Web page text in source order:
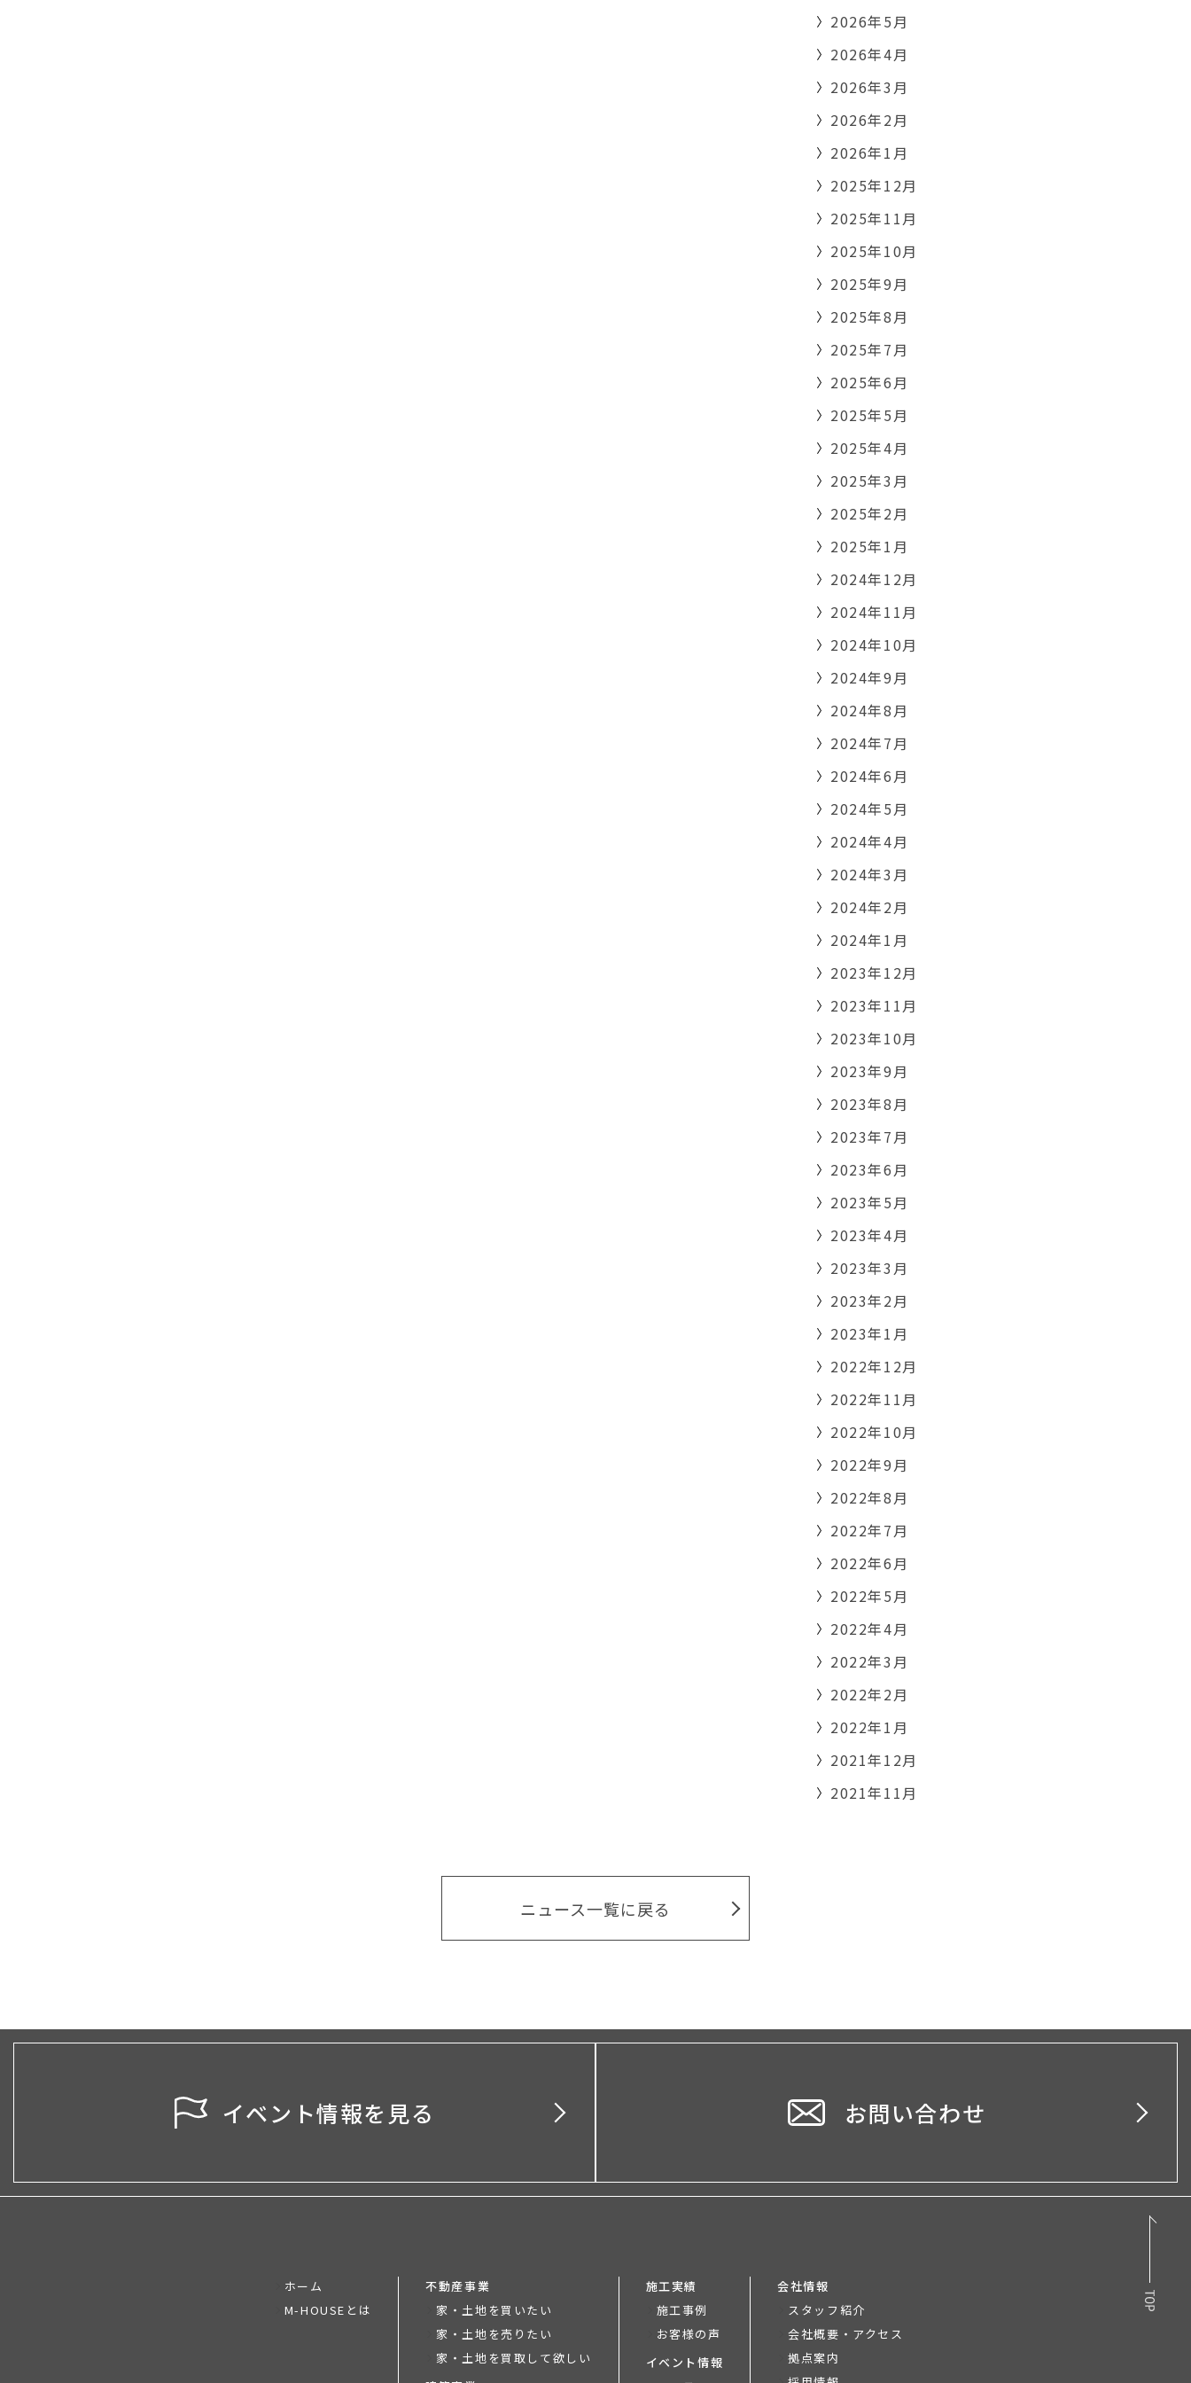
2026年5月
2026年4月
2026年3月
2026年2月
2026年1月
2025年12月
2025年11月
2025年10月
2025年9月
2025年8月
2025年7月
2025年6月
2025年5月
2025年4月
2025年3月
2025年2月
2025年1月
2024年12月
2024年11月
2024年10月
2024年9月
2024年8月
2024年7月
2024年6月
2024年5月
2024年4月
2024年3月
2024年2月
2024年1月
2023年12月
2023年11月
2023年10月
2023年9月
2023年8月
2023年7月
2023年6月
2023年5月
2023年4月
2023年3月
2023年2月
2023年1月
2022年12月
2022年11月
2022年10月
2022年9月
2022年8月
2022年7月
2022年6月
2022年5月
2022年4月
2022年3月
2022年2月
2022年1月
2021年12月
2021年11月
ニュース一覧に戻る
イベント情報を見る お問い合わせ
ホーム
M-HOUSEとは
不動産事業
家・土地を買いたい
家・土地を売りたい
家・土地を買取して欲しい
施工実績
施工事例
お客様の声
イベント情報
会社情報
スタッフ紹介
会社概要・アクセス
拠点案内